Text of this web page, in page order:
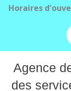
Horaires
Agence
des